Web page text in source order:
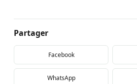
Partager
Facebook
WhatsApp